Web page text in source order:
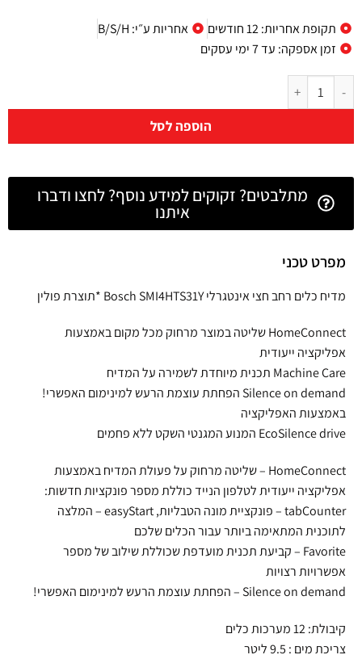
תקופת אחריות: 12 חודשים
אחריות ע״י: B/S/H
זמן אספקה: עד 7 ימי עסקים
הוספה לסל
מתלבטים? זקוקים למידע נוסף? לחצו ודברו
איתנו
מפרט טכני
מדיח כלים רחב חצי אינטגרלי Bosch SMI4HTS31Y *תוצרת פולין
HomeConnect שליטה במוצר מרחוק מכל מקום באמצעות
אפליקציה ייעודית
Machine Care תכנית מיוחדת לשמירה על המדיח
Silence on demand הפחתת עוצמת הרעש למינימום האפשרי!
באמצעות האפליקציה
EcoSilence drive המנוע המגנטי השקט ללא פחמים
HomeConnect – שליטה מרחוק על פעולת המדיח באמצעות
אפליקציה ייעודית לטלפון הנייד כוללת מספר פונקציות חדשות:
tabCounter – פונקציית מונה הטבליות, easyStart – המלצה
לתוכנית המתאימה ביותר עבור הכלים שלכם
Favorite – קביעת תכנית מועדפת שכוללת שילוב של מספר
אפשרויות רצויות
Silence on demand – הפחתת עוצמת הרעש למינימום האפשרי!
קיבולת: 12 מערכות כלים
צריכת מים : 9.5 ליטר